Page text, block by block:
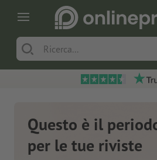
Questo è il
per le tue riviste